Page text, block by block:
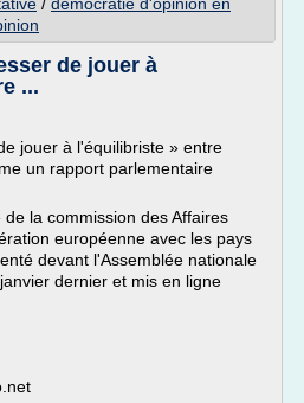
de jouer à
...
jouer à l'équilibriste » entre
un rapport parlementaire
la commission des Affaires
européenne avec les pays
devant l'Assemblée nationale
dernier et mis en ligne